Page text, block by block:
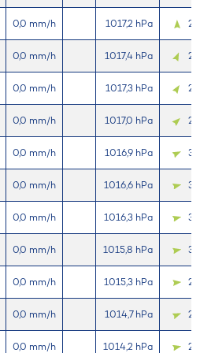
0,0 mm/h 1017,2 hPa
0,0 mm/h 1017,4 hPa
0,0 mm/h 1017,3 hPa
0,0 mm/h 1017,0 hPa 2,9
0,0 mm/h 1016,9 hPa
0,0 mm/h 1016,6 hPa
0,0 mm/h 1016,3 hPa 3,1
0,0 mm/h 1015,8 hPa
0,0 mm/h 1015,3 hPa 2,9
0,0 mm/h 1014,7 hPa 2,9
0,0 mm/h 1014,2 hPa